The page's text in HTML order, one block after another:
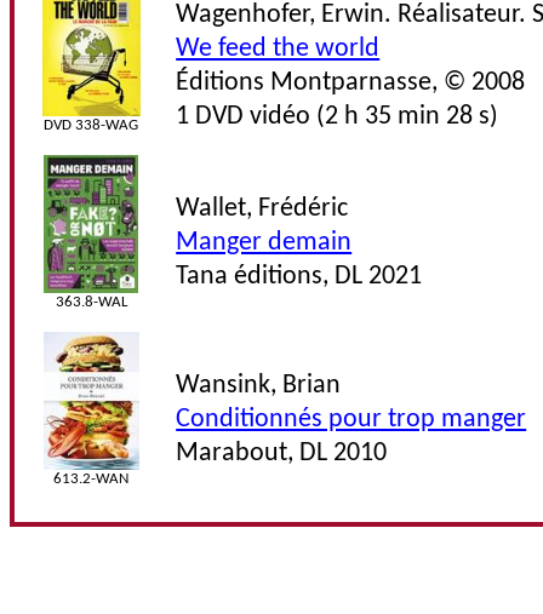
DVD 338-WAG
Wagenhofer, Erwin. Réalisateur.
We feed the world
Éditions Montparnasse, © 2008
1 DVD vidéo (2 h 35 min 28 s)
363.8-WAL
Wallet, Frédéric
Manger demain
Tana éditions, DL 2021
613.2-WAN
Wansink, Brian
Conditionnés pour trop manger
Marabout, DL 2010